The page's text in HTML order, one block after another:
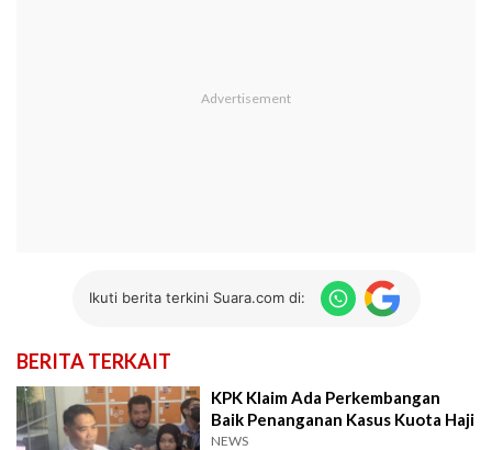
Ikuti berita terkini Suara.com di:
BERITA TERKAIT
KPK Klaim Ada Perkembangan
Baik Penanganan Kasus Kuota Haji
NEWS